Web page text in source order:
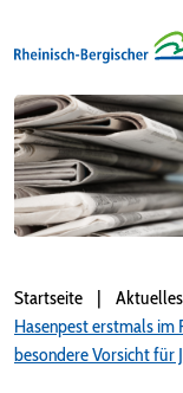
Startseite Aktuelles
Hasenpest erstmals im
besondere Vorsicht für